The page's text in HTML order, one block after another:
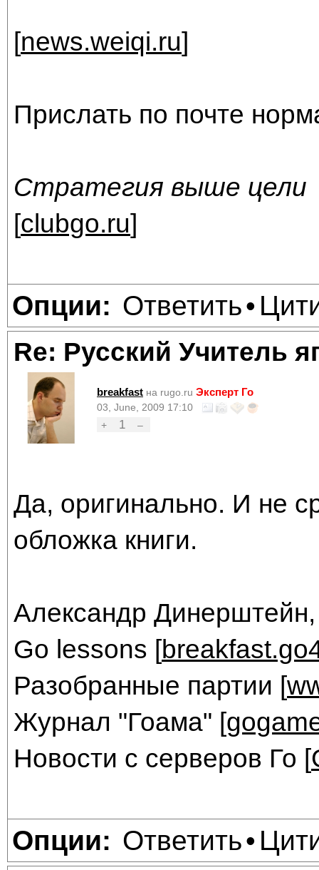
[news.weiqi.ru]
Прислать по почте
Стратегия выше цели
[clubgo.ru]
Опции: Ответить•
Re: Русский Учитель
breakfast на rugo.ru Эксперт Го
03, June, 2009 17:10
+
1 –
Да, оригинально. И не
обложка книги.
Александр Динерштейн,
Go lessons [
Разобранные партии [
Журнал "Гоама" [
Новости с серверов Го [
Опции: Ответить•